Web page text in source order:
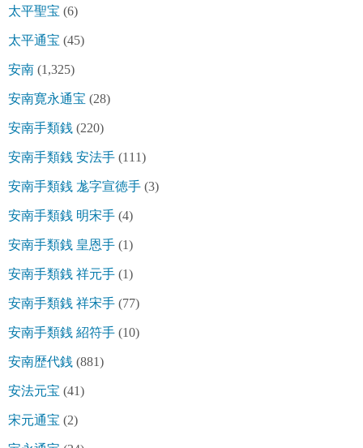
太平聖宝 (6)
太平通宝 (45)
安南 (1,325)
安南寛永通宝 (28)
安南手類銭 (220)
安南手類銭 安法手 (111)
安南手類銭 尨字宣徳手 (3)
安南手類銭 明宋手 (4)
安南手類銭 皇恩手 (1)
安南手類銭 祥元手 (1)
安南手類銭 祥宋手 (77)
安南手類銭 紹符手 (10)
安南歴代銭 (881)
安法元宝 (41)
宋元通宝 (2)